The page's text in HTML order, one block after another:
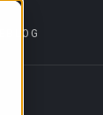
BLOG